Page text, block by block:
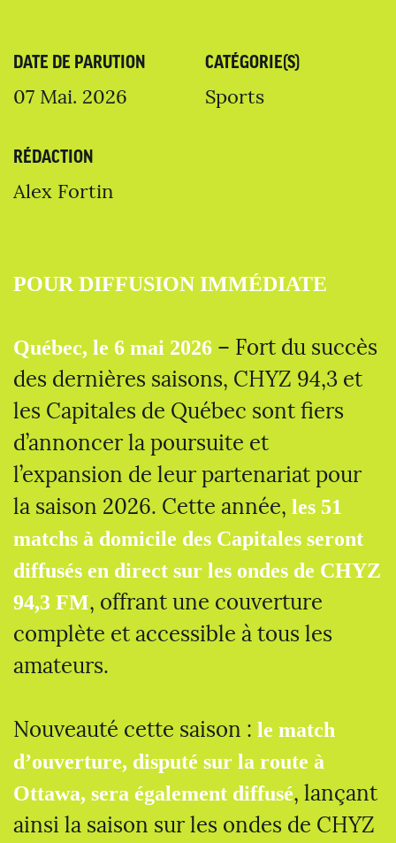
DATE DE PARUTION
07 Mai. 2026
RÉDACTION
Alex Fortin
CATÉGORIE(S)
Sports
POUR DIFFUSION IMMÉDIATE
Québec, le 6 mai 2026 – Fort du succès
des dernières saisons, CHYZ 94,3 et
les Capitales de Québec sont fiers
d’annoncer la poursuite et
l’expansion de leur partenariat pour
la saison 2026. Cette année, les 51
matchs à domicile des Capitales seront
diffusés en direct sur les ondes de CHYZ
94,3 FM, offrant une couverture
complète et accessible à tous les
amateurs.
Nouveauté cette saison : le match
d’ouverture, disputé sur la route à
Ottawa, sera également diffusé, lançant
ainsi la saison sur les ondes de CHYZ